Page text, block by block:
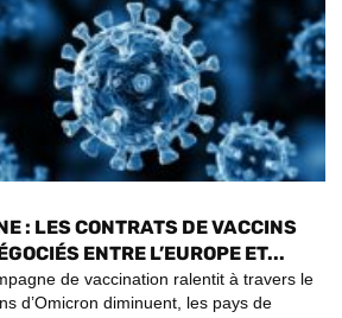
: LES CONTRATS DE VACCINS
ENTRE L’EUROPE ET...
de vaccination ralentit à travers le
d’Omicron diminuent, les pays de